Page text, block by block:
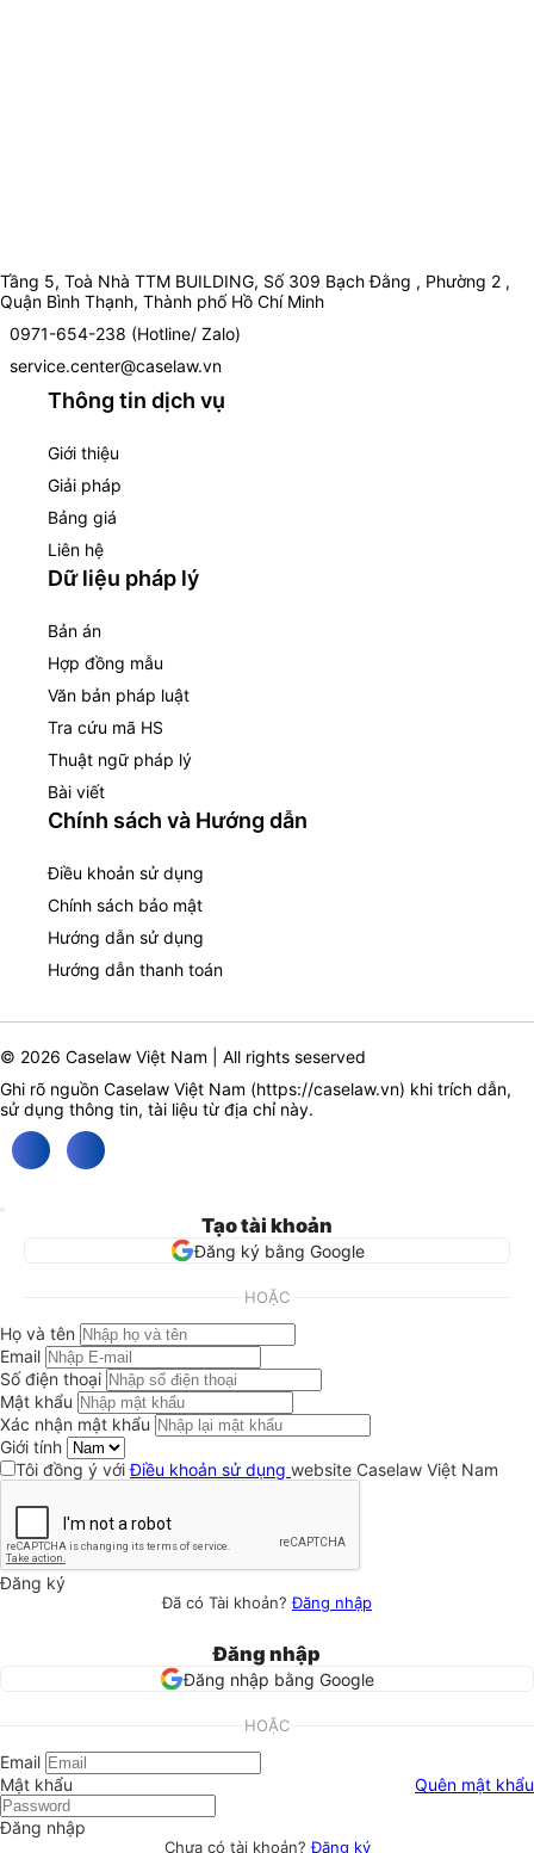
Tầng 5, Toà Nhà TTM BUILDING, Số 309 Bạch Đằng , Phường 2 ,
Quận Bình Thạnh, Thành phố Hồ Chí Minh
0971-654-238 (Hotline/ Zalo)
service.center@caselaw.vn
Thông tin dịch vụ
Giới thiệu
Giải pháp
Bảng giá
Liên hệ
Dữ liệu pháp lý
Bản án
Hợp đồng mẫu
Văn bản pháp luật
Tra cứu mã HS
Thuật ngữ pháp lý
Bài viết
Chính sách và Hướng dẫn
Điều khoản sử dụng
Chính sách bảo mật
Hướng dẫn sử dụng
Hướng dẫn thanh toán
© 2026 Caselaw Việt Nam | All rights seserved
Ghi rõ nguồn Caselaw Việt Nam (https://caselaw.vn) khi trích dẫn,
sử dụng thông tin, tài liệu từ địa chỉ này.
Tạo tài khoản
Đăng ký bằng Google
HOẶC
Họ và tên
Email
Số điện thoại
Mật khẩu
Xác nhận mật khẩu
Giới tính
Tôi đồng ý vớiĐiều khoản sử dụng website Caselaw Việt Nam
Đăng ký
Đã có Tài khoản?Đăng nhập
Đăng nhập
Đăng nhập bằng Google
HOẶC
Email
Mật khẩu
Quên mật khẩu
Đăng nhập
Chưa có tài khoản?Đăng ký